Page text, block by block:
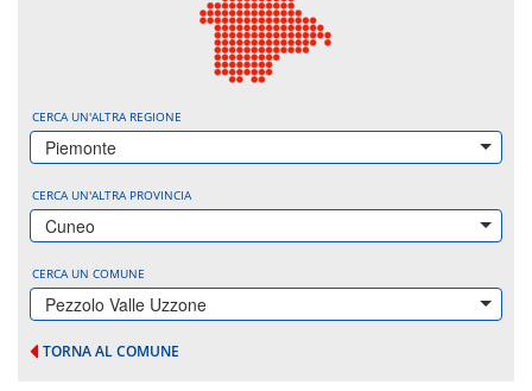
CERCA UN'ALTRA REGIONE
Piemonte
CERCA UN'ALTRA PROVINCIA
Cuneo
CERCA UN COMUNE
Pezzolo Valle Uzzone
TORNA AL COMUNE